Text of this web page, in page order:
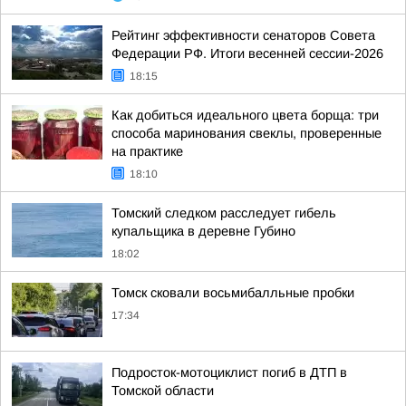
Рейтинг эффективности сенаторов Совета
Федерации РФ. Итоги весенней сессии-2026
18:15
Как добиться идеального цвета борща: три
способа маринования свеклы, проверенные
на практике
18:10
Томский следком расследует гибель
купальщика в деревне Губино
18:02
Томск сковали восьмибалльные пробки
17:34
Подросток-мотоциклист погиб в ДТП в
Томской области